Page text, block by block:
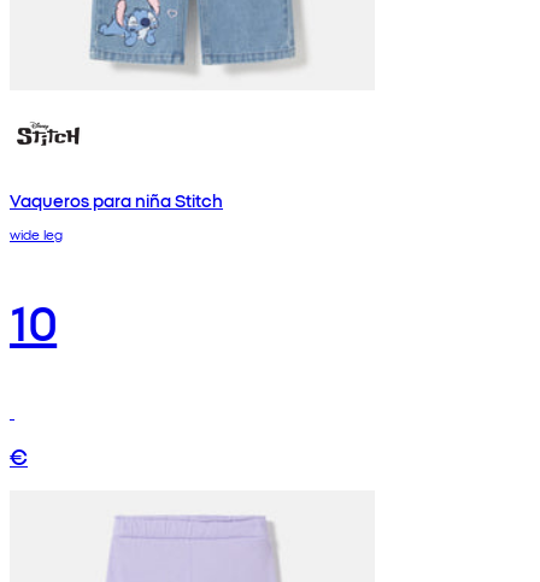
Vaqueros para niña Stitch
wide leg
10
€